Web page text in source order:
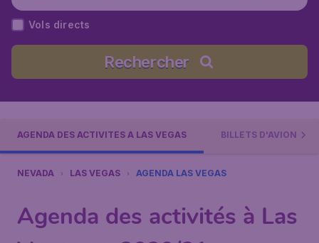
Reid), États-Unis
Vols directs
Rechercher
AGENDA DES ACTIVITÉS À LAS VEGAS BILLETS D'AVION PAS
NEVADA LAS VEGAS AGENDA LAS VEGAS
Agenda des activités à Las